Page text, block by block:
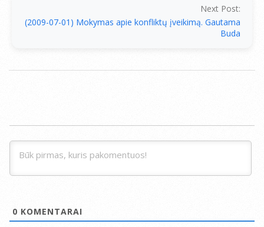
Next Post:
(2009-07-01) Mokymas apie konfliktų įveikimą. Gautama
Buda
0 KOMENTARAI